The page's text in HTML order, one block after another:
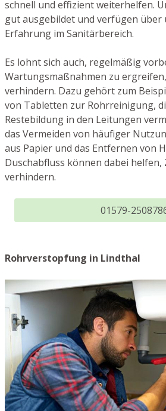
schnell und effizient weiterhelfen.
gut ausgebildet und verfügen über
Erfahrung im Sanitärbereich.
Es lohnt sich auch, regelmäßig
Wartungsmaßnahmen zu
verhindern. Dazu gehört zum
von Tabletten zur Rohrreinigung,
Restebildung in den Leitungen
das Vermeiden von häufiger
aus Papier und das Entfernen von
Duschabfluss können dabei helfen,
verhindern.
01579-
Rohrverstopfung in Lindthal